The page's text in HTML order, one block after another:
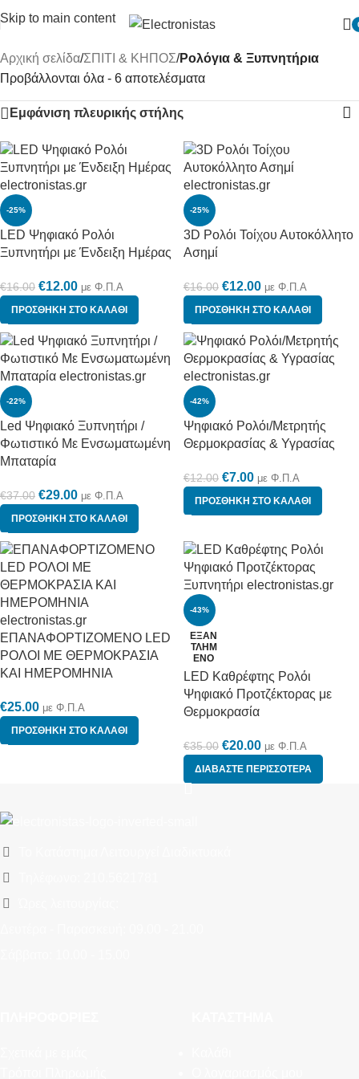
Skip to main content
Αρχική σελίδα/ΣΠΙΤΙ & ΚΗΠΟΣ/Ρολόγια & Ξυπνητήρια
Προβάλλονται όλα - 6 αποτελέσματα
Εμφάνιση πλευρικής στήλης
-25%
LED Ψηφιακό Ρολόι
Ξυπνητήρι με Ένδειξη Ημέρας
€16.00 €12.00 με Φ.Π.Α
ΠΡΟΣΘΉΚΗ ΣΤΟ ΚΑΛΆΘΙ
-25%
3D Ρολόι Τοίχου Αυτοκόλλητο
Ασημί
€16.00 €12.00 με Φ.Π.Α
ΠΡΟΣΘΉΚΗ ΣΤΟ ΚΑΛΆΘΙ
-22%
Led Ψηφιακό Ξυπνητήρι /
Φωτιστικό Με Ενσωματωμένη
Μπαταρία
€37.00 €29.00 με Φ.Π.Α
ΠΡΟΣΘΉΚΗ ΣΤΟ ΚΑΛΆΘΙ
-42%
Ψηφιακό Ρολόι/Μετρητής
Θερμοκρασίας & Υγρασίας
€12.00 €7.00 με Φ.Π.Α
ΠΡΟΣΘΉΚΗ ΣΤΟ ΚΑΛΆΘΙ
ΕΠΑΝΑΦΟΡΤΙΖΟΜΕΝΟ LED
ΡΟΛΟΙ ΜΕ ΘΕΡΜΟΚΡΑΣΙΑ
ΚΑΙ ΗΜΕΡΟΜΗΝΙΑ
€25.00 με Φ.Π.Α
ΠΡΟΣΘΉΚΗ ΣΤΟ ΚΑΛΆΘΙ
-43%
ΕΞΑΝ
ΤΛΗΜ
ΈΝΟ
LED Καθρέφτης Ρολόι
Ψηφιακό Προτζέκτορας με
Θερμοκρασία
€35.00 €20.00 με Φ.Π.Α
ΔΙΑΒΆΣΤΕ ΠΕΡΙΣΣΌΤΕΡΑ